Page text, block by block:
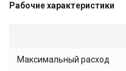
Рабочие характеристики
Максимальный расход